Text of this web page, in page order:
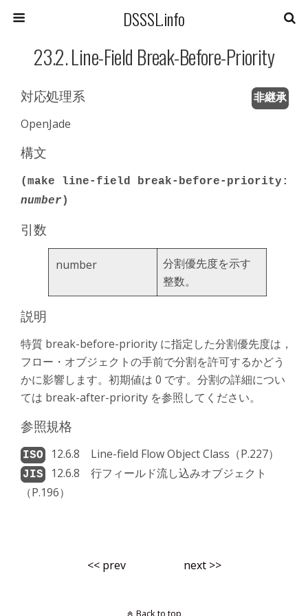
DSSSL.info
23.2. Line-Field Break-Before-Priority
非継承
対応処理系
OpenJade
構文
(make line-field break-before-priority:
number)
引数
number
分割優先度を示す
整数。
説明
特質 break-before-priority に指定した分割優先度は，
フロー・オブジェクトの手前で分割を許可するかどう
かに影響します。初期値は 0 です。分割の詳細につい
ては break-after-priority を参照してください。
参照規格
12.6.8 Line-field Flow Object Class（P.227）
12.6.8 行フィールド流し込みオブジェクト
（P.196）
<< prev next >>
Back to top